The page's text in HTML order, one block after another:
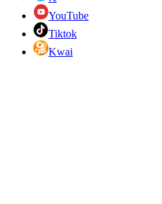
YouTube
Tiktok
Kwai